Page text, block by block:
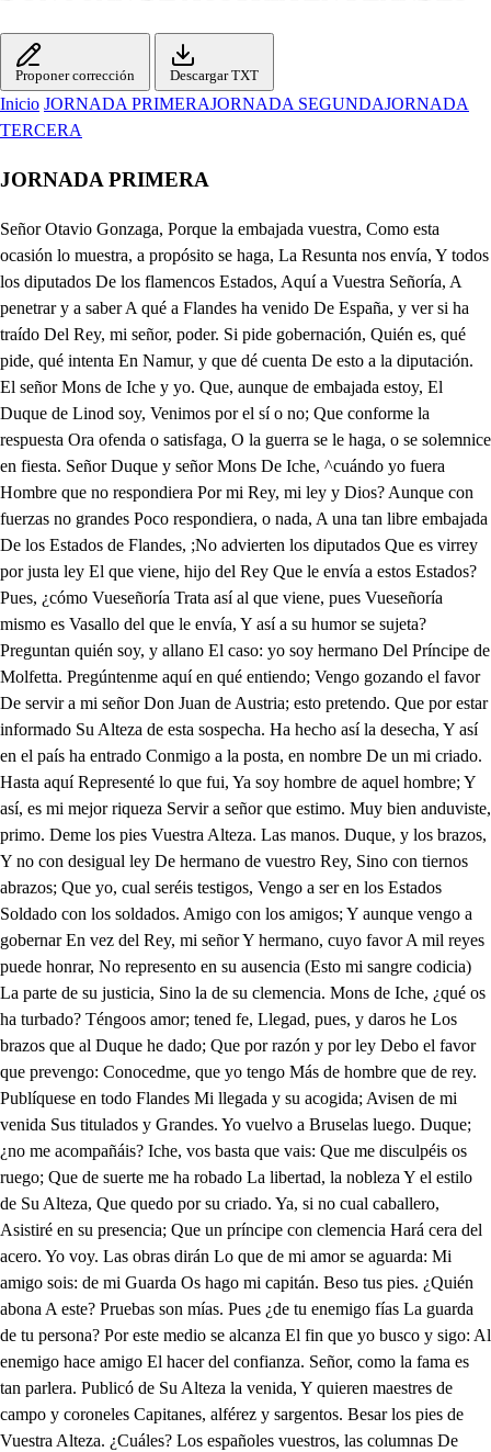
Proponer corrección Descargar TXT
Inicio JORNADA PRIMERAJORNADA SEGUNDAJORNADA
TERCERA
JORNADA PRIMERA
Señor Otavio Gonzaga, Porque la embajada vuestra, Como esta ocasión lo muestra, a propósito se haga, La Resunta nos envía, Y todos los diputados De los flamencos Estados, Aquí a Vuestra Señoría, A penetrar y a saber A qué a Flandes ha venido De España, y ver si ha traído Del Rey, mi señor, poder. Si pide gobernación, Quién es, qué pide, qué intenta En Namur, y que dé cuenta De esto a la diputación. El señor Mons de Iche y yo. Que, aunque de embajada estoy, El Duque de Linod soy, Venimos por el sí o no; Que conforme la respuesta Ora ofenda o satisfaga, O la guerra se le haga, o se solemnice en fiesta. Señor Duque y señor Mons De Iche, ^cuándo yo fuera Hombre que no respondiera Por mi Rey, mi ley y Dios? Aunque con fuerzas no grandes Poco respondiera, o nada, A una tan libre embajada De los Estados de Flandes, ;No advierten los diputados Que es virrey por justa ley El que viene, hijo del Rey Que le envía a estos Estados? Pues, ¿cómo Vueseñoría Trata así al que viene, pues Vueseñoría mismo es Vasallo del que le envía, Y así a su humor se sujeta? Preguntan quién soy, y allano El caso: yo soy hermano Del Príncipe de Molfetta. Pregúntenme aquí en qué entiendo; Vengo gozando el favor De servir a mi señor Don Juan de Austria; esto pretendo. Que por estar informado Su Alteza de esta sospecha. Ha hecho así la desecha, Y así en el país ha entrado Conmigo a la posta, en nombre De un mi criado. Hasta aquí Representé lo que fui, Ya soy hombre de aquel hombre; Y así, es mi mejor riqueza Servir a señor que estimo. Muy bien anduviste, primo. Deme los pies Vuestra Alteza. Las manos. Duque, y los brazos, Y no con desigual ley De hermano de vuestro Rey, Sino con tiernos abrazos; Que yo, cual seréis testigos, Vengo a ser en los Estados Soldado con los soldados. Amigo con los amigos; Y aunque vengo a gobernar En vez del Rey, mi señor Y hermano, cuyo favor A mil reyes puede honrar, No represento en su ausencia (Esto mi sangre codicia) La parte de su justicia, Sino la de su clemencia. Mons de Iche, ¿qué os ha turbado? Téngoos amor; tened fe, Llegad, pues, y daros he Los brazos que al Duque he dado; Que por razón y por ley Debo el favor que prevengo: Conocedme, que yo tengo Más de hombre que de rey. Publíquese en todo Flandes Mi llegada y su acogida; Avisen de mi venida Sus titulados y Grandes. Yo vuelvo a Bruselas luego. Duque; ¿no me acompañáis? Iche, vos basta que vais: Que me disculpéis os ruego; Que de suerte me ha robado La libertad, la nobleza Y el estilo de Su Alteza, Que quedo por su criado. Ya, si no cual caballero, Asistiré en su presencia; Que un príncipe con clemencia Hará cera del acero. Yo voy. Las obras dirán Lo que de mi amor se aguarda: Mi amigo sois: de mi Guarda Os hago mi capitán. Beso tus pies. ¿Quién abona A este? Pruebas son mías. Pues ¿de tu enemigo fías La guarda de tu persona? Por este medio se alcanza El fin que yo busco y sigo: Al enemigo hace amigo El hacer del confianza. Señor, como la fama es tan parlera. Publicó de Su Alteza la venida, Y quieren maestres de campo y coroneles Capitanes, alférez y sargentos. Besar los pies de Vuestra Alteza. ¿Cuáles? Los españoles vuestros, las columnas De nuestra madre España, Sancho de Ávila, Don Alonso de Vera y otros nobles. No traigo orden; es muy presto agora Para poder dejarme ver de ellos; Y dígoles que mi señor hermano Está muy indignado, y con gran causa, Por los pasados sacos y motines. Ventilarse ha en telas de justicia De los culpados la notoria culpa, Y castigados estos, podrán verme Los inocentes de ello. Respuesta áspera . Sale otro soldado. Carlos Fúcar, soldado y rico príncipe, Y coronel mayor de les tudescos. Quiere besar los pies de Vuestra Alteza. Entre, Y aun es razón que al paso yo me encuentre. Sale Carlos Fúcar. Deme los pies Vuestra Alteza. Estos brazos están llanos, Y a esas victoriosas manos Se les debe esta llaneza. El Rey, mi señor, me envía Para la paz de esta tierra, Y si durase la guerra. Para haceros compañía; Que se confiesa servido De vuestro valor y ser, Y yo vengo a agradecer Lo que él tiene conocido. El alma dejas robada. La que te parió bendigo: Vivas, honor de Austria Amigo, Más se debe a vuestra espada. Dos pagas al sueldo aumento, Fúcar, aunque no traía Tanta licencia, a fe mía. Una, por ser tuya, es ciento. Licencia me puedes dar; Que voy a hacerte hospedaje Donde mi pobre linaje Tiene su casa y solar. Duque, con menor cuidado. La amistad estimo. Muero Por dar muestras de que quiero Mostrarme tu apasionado; Y verás la bizarría Del mundo en mi hermana Ircana. Por ir a servir tu hermana, Permito esa cortesía. Ya el alma en celos se abrasa. Desdorad la amistad, cielos, Con abrasarme con celos Del huésped que va a esta casa; Que pretendo en casamiento A Ircana, Sosiega, amor; Que hay muchas leguas de honor Entre el uno y otro intento. Tiempo es que te dejes ver De la ciudad. A aprestar Voy mis tudescos. Vanse el Duque y Fúcar. Yo a dar Orden dónde has de comer. Yo a gozar de los abrazos De unos secretos amores. Que con mil tiernos favores He de anudar en mis brazos. ¿Amores, señor? ¿Quién son? Otavio, mis españoles, Del cielo de España soles, Y gloria de su nación. ¿oíste con la aspereza Que respondí a los primeros. Y con tantos extranjeros Viste la usada largueza? Pues como la dama estaba Que en el caro galán sueña, Y en público se desdeña Y se muestra esquiva y brava. Rásganseme las entrañas Por abrazar los leones Que los troncos borgoñones Conservan a sus Españas. Mas fue granjear amigos El usar de aquel rigor. Entre las muestras de amor Que les di a los enemigos; Venga; abrazaré al momento Al menor español. Vamos; Aunque es justo que salgamos a aqueste recibimiento. Grandemente Namur te honra. La música haced cesar; Quédese para el altar Y para Dios esa honra. ¿Los que te estiman ultrajas? Pífanos y cajas quiero, Que me agrada su son fiero. ¡Orden: pífanos y cajas! ¿Tanto me quieres? De suerte, Que aún no sé si podrá ser Que divida este querer El cuchillo de la muerte; Ni puede su espada fiera Dividir, aunque divida Del alma y cuerpo la vida, Y este esclavo tuyo muera. Porque como la memoria Va en el alma tuya en fin, Y en ella no ha de haber fin, No le habrá en gozar tu gloria. Ya sé que son herejías Estas, que digo sin tiempo, Pero pasábase el tiempo, Y se han de acabar los días. Y en el reino de verdad O en aquel tartáreo seno, Sólo para el malo o bueno Ha de haber eternidad. Pero por varios caminos. Supuesto que soy cristiano. Loco con tocar tu mano. Digo tantos desatinos; De los cuales me arrepiento Y a Dios le pido perdón; Aunque no de mi afición. Pues su fin es casamiento. ¡Juicio, señor don Alonso De Vera! ¿A do estoy viniera Si antes aquí se dijera De mi réquiem el responso; Si no hubiera conocido Que el favor que me hacéis Y el que de mí pretendéis Es con nombre de marido? Y así, no ofendiendo a Dios Ni a mi honor en este rato. En que de casarme trato, Mi don Alonso, con vos, Permite la cortesía De una dama y un galán Que tan conformes están. Entretenerse hasta el día. Mas con todo, mi español, Sol de Marte manifiesto, Desocupemos el puesto Antes que visite el sol, o los rayos de su lumbre. Este zaguán y cancel; Que tengo un padre cruel Y habrá mucha pesadumbre. Que aunque es tan honrado el yerno, Aborrece la nación De España su corazón, Más que aborrece al infierno; Y quiero excusar enojos. Su condición conocida. ¡Ay, flamenca de mi vida! ¡Ay, español de mis ojos! ¡Qué de noches me ha costado No dormir, señor soldado, Por ver, antes de morir, Si se ve con no dormir, Quién es buena y quién honrado! Pero ya he dado en el cuento: Vuesarced ¿aquí qué aguarda En mi casa y aposento? ¿Es este el cuerpo de guarda? ¿Tiene esto de alojamiento? La muralla que atropella Del honor de esta doncella, ¿Es garita por do pasa? De paz estaba mi casa, ¿Qué guerra me mete en ella? Dígame, pues, lo que hace. ¿Cómo no me satisface? Que esta enemiga sin fe, Aunque lo que hace no sé, Ya sé el honor que deshace. Puesto, señor Mons de Prate, Que atrevimiento parezca El haber atravesado Sin vuestro gusto estas puertas. Por ser soldado español, Y esta señora flamenca. Ella rica y en su campo . Yo extranjero y en la ajena, Ambos mozos, y el lugar Y la nación extranjera, Solos y a hurto de todos, Y más de vuestra presencia. Escuchadme dos razones, Cuanto comedidas, cuerdas: Veréis cómo os satisface El mismo de quien dais queja. Mi nombre, ya le sabéis. Que es don Alonso de Vera; Mi linaje, es el que agora Aquí os contará mi lengua. Cuando, si tenéis noticia. En la Corte aragonesa Sucedió el caso notable Que nuestras historias cuentan, De que García, el Infante, Pidió un caballo a la Reina, Y por no quererle dar, Por temer del Rey la ofensa, La levantó que era adúltera El mancebo, sin prudencia, A la inocente madrastra. Tanto cuanto hermosa, honesta, Aquel rústico Ramiro, Criado allá entre las sierras Y montes, hijo del Rey Y de cierta montañesa. Defendió por tela de armas. De la Reina la inocencia; Y ella, bajo su brial, Le legitimó en la herencia. Y porque llevó Ramiro En la batalla, por letra, Veritas vincit, tomaron Sus bisnietos esta empresa, Siendo Vera el sobrenombre De a do descienden los Veras. Ved qué principal principio: Este es mi linaje, y esta Mi casa, y este mi nombre Allá en Castilla la Vieja. Ved con cuan honrada sangre Hoy emparentáis la vuestra Si me dais a vuestra hija. Créelo; la casa es buena. Pues en lo que es mi persona. Aunque arrogancia parezca, No soy de los desechados En las postreras hileras; No soldado tan bisoño, Que ya doce años no tenga, De Flandes, siendo doctor Por la pica y escopeta. No hay en todo este horizonte Provincia donde no pueda Medir a palmos y a pies. Desde aquesta Galia Bélgica, Desde Pramonte a Namur, Y desde Frisa a Lorena, Zelandia, Holanda, Celando, Luxemburgo, Astors, Susteifa, Flandes, Oró, Oniens, Tenante, El Sacro Imperio y La mesa. Desde que le sucedió Al de Alba en la tenencia El Comendador mayor. Que Dios en su gloria tenga. Heme hallado en lo de Amberes, En lo de Gante y Bruselas, Tarde